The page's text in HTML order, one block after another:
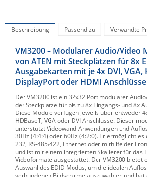
Power Kingdom
Poynting
Raritan
Riello UPS
Server Technology
Siretta
SIRIO Antenne
Sunbird
Tactical Software
Beschreibung Passend zu Verwandte
VM3200 – Modularer Audio/Video
von ATEN mit Steckplätzen für 8x
Ausgabekarten mit je 4x DVI, VGA,
DisplayPort oder HDMI
Der VM3200 ist ein 32x32 Port modularer
der Steckplatze für bis zu 8x Eingangs- und 8x
Diese Module verfügen jeweils über entweder
HDBaseT, VGA oder DVI Anschlüsse. Dieser
unterstützt Videowand-Anwendungen und
30Hz (4:4:4) oder 60Hz (4:2:0). Er ermöglicht es
232, RS-485/422, Ethernet oder mithilfe der
und ist mit einem integrierten Skalierer für das
Videoformate ausgestattet. Der VM3200 bietet
Auswahl des EDID Modus, um die idealen
verbundenen Bildschirme auszuwählen und hat